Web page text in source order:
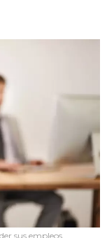
sus empleos.